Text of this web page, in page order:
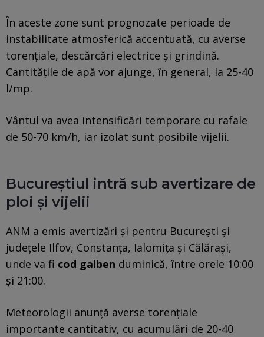
În aceste zone sunt prognozate perioade de
instabilitate atmosferică accentuată, cu averse
torențiale, descărcări electrice și grindină.
Cantitățile de apă vor ajunge, în general, la 25-40
l/mp.
Vântul va avea intensificări temporare cu rafale
de 50-70 km/h, iar izolat sunt posibile vijelii.
Bucureștiul intră sub avertizare de
ploi și vijelii
ANM a emis avertizări și pentru București și
județele Ilfov, Constanța, Ialomița și Călărași,
unde va fi cod galben duminică, între orele 10:00
și 21:00.
Meteorologii anunță averse torențiale
importante cantitativ, cu acumulări de 20-40